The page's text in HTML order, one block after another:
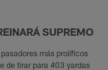
SUPREMO
más prolíficos
de tirar para 403 yardas